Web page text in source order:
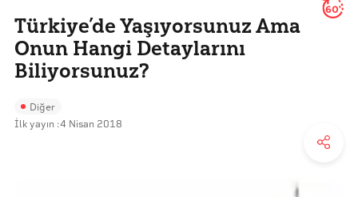
Türkiye’de Yaşıyorsunuz Ama
Onun Hangi Detaylarını
Biliyorsunuz?
60'
Diğer
İlk yayın :4 Nisan 2018